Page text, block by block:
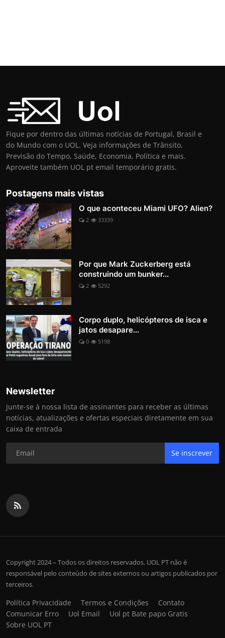
Fique por dentro das últimas notícias de Portugal, Brasil e
do Mundo com o UOL. Veja informações de Trânsito,
Previsão do Tempo, Saúde, Economia, Política e mais.
Aproveite também UOL pt email temporário gratis.
Postagens mais vistas
O que aconteceu Miami UFO? Alien?
2 33339
Por que Mark Zuckerberg está
construindo um bunker...
2 5292
Corpo duplo, helicópteros de isca e
jatos desapare...
0 5198
Newsletter
Junte-se à nossa lista de assinantes para receber as últimas
notícias, atualizações e ofertas especiais diretamente em sua
caixa de entrada
Se inscrever
Copyright 2024 – Todos os direitos reservados. UOL PT não é
responsável pelo conteúdo de sites externos ou artigos publicados por
terceiros.
Política Privacidade Termos e Condições
Contato
Comunicar Erro
Uol Email
Uol pt Bate papo Gratis
Sobre UOL PT